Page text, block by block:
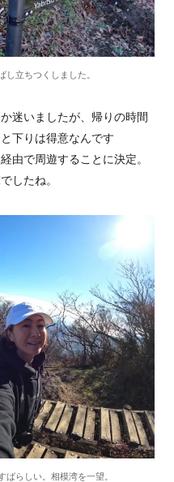
し立ちつくしました。
迷いましたが、帰りの時間
下りは得意なんです
由で周遊することに決定。
したね。
らしい。相模湾を一望。